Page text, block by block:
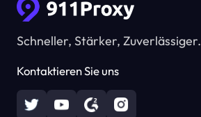
Schneller, Stärker, Zuverlässiger.
Kontaktieren Sie uns